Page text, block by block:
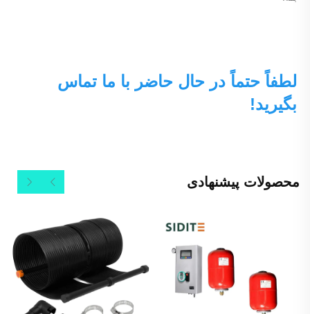
بگیرید!
محصولات پیشنهادی